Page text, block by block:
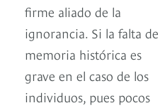
firme aliado de la
ignorancia. Si la falta de
memoria histórica es
grave en el caso de los
individuos, pues pocos